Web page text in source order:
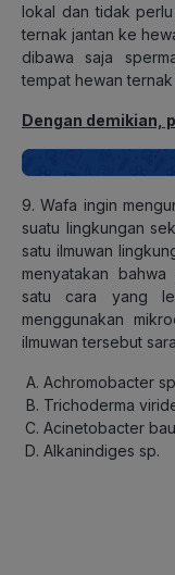
lokal dan tidak
ternak jantan ke
dibawa saja
tempat hewan
Dengan demikian,
9. Wafa ingin
suatu lingkungan
satu ilmuwan
menyatakan
satu cara yang
menggunakan
ilmuwan tersebut
Achromobacter
Trichoderma
Acinetobacter
Alkanindiges sp.